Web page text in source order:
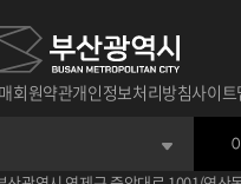
회원약관개인정보처리방침사이트